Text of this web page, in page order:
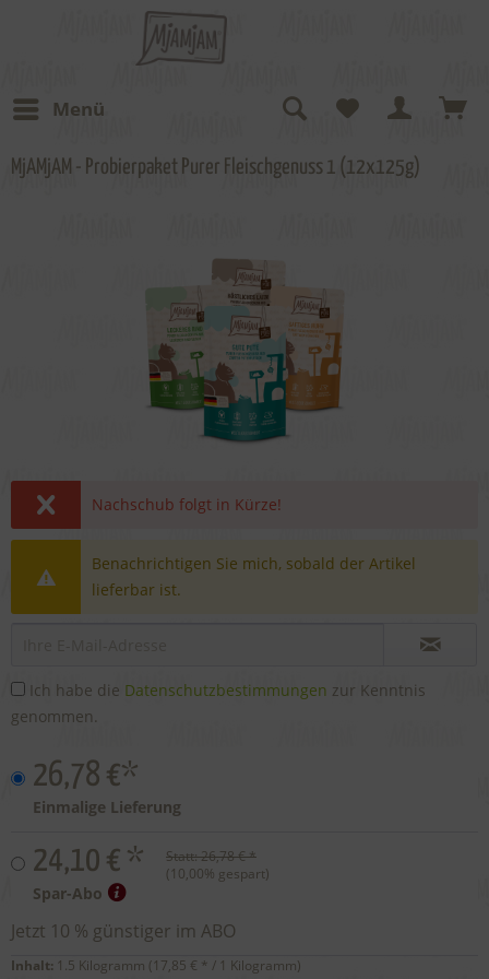
Menü
MjAMjAM - Probierpaket Purer Fleischgenuss 1 (12x125g)
Nachschub folgt in Kürze!
Benachrichtigen Sie mich, sobald der Artikel
lieferbar ist.
Ich habe die Datenschutzbestimmungen zur Kenntnis
genommen.
26,78 €*
Einmalige Lieferung
24,10 € * Statt:26,78 € *
(10,00% gespart)
Spar-Abo
Jetzt 10 % günstiger im ABO
Inhalt: 1.5 Kilogramm (17,85 € * / 1 Kilogramm)